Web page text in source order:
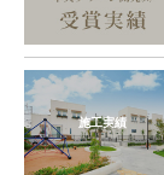
施工実績